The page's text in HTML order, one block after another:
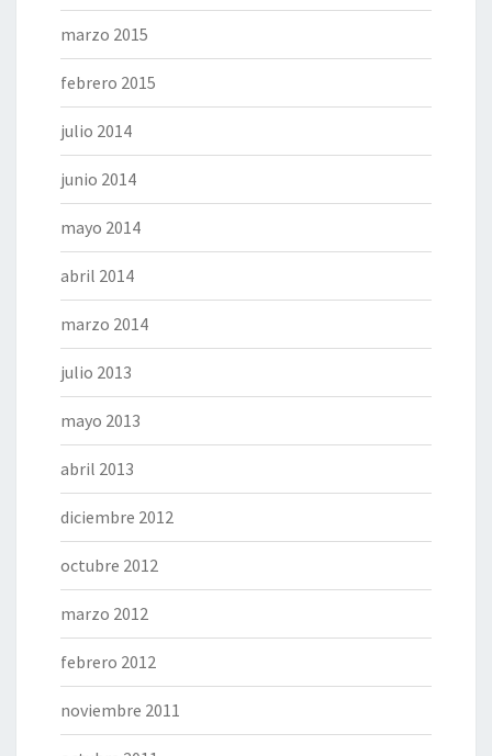
marzo 2015
febrero 2015
julio 2014
junio 2014
mayo 2014
abril 2014
marzo 2014
julio 2013
mayo 2013
abril 2013
diciembre 2012
octubre 2012
marzo 2012
febrero 2012
noviembre 2011